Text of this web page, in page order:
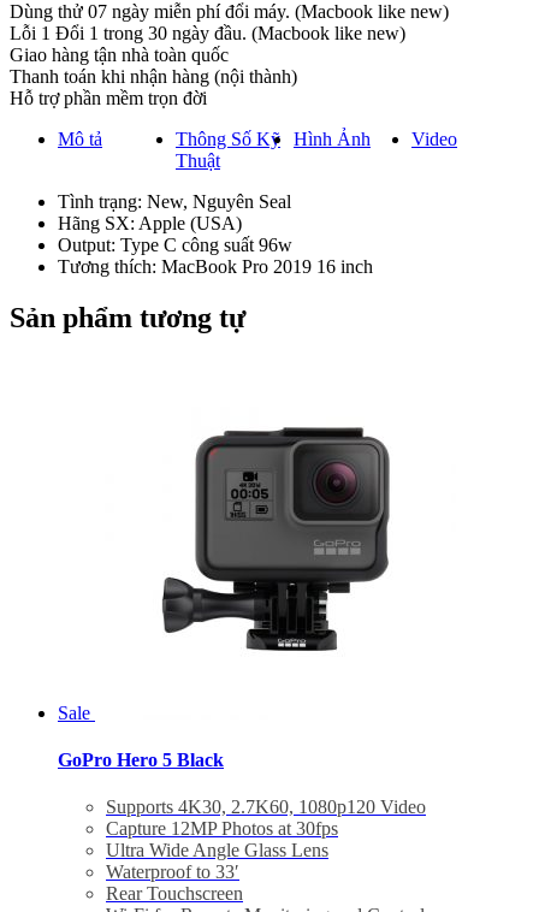
Dùng thử 07 ngày miễn phí đổi máy. (Macbook like new)
Lỗi 1 Đổi 1 trong 30 ngày đầu. (Macbook like new)
Giao hàng tận nhà toàn quốc
Thanh toán khi nhận hàng (nội thành)
Hỗ trợ phần mềm trọn đời
Mô tả
Thông Số Kỹ
Thuật
Hình Ảnh Video
Tình trạng: New, Nguyên Seal
Hãng SX: Apple (USA)
Output: Type C công suất 96w
Tương thích: MacBook Pro 2019 16 inch
Sản phẩm tương tự
Sale
GoPro Hero 5 Black
Supports 4K30, 2.7K60, 1080p120 Video
Capture 12MP Photos at 30fps
Ultra Wide Angle Glass Lens
Waterproof to 33′
Rear Touchscreen